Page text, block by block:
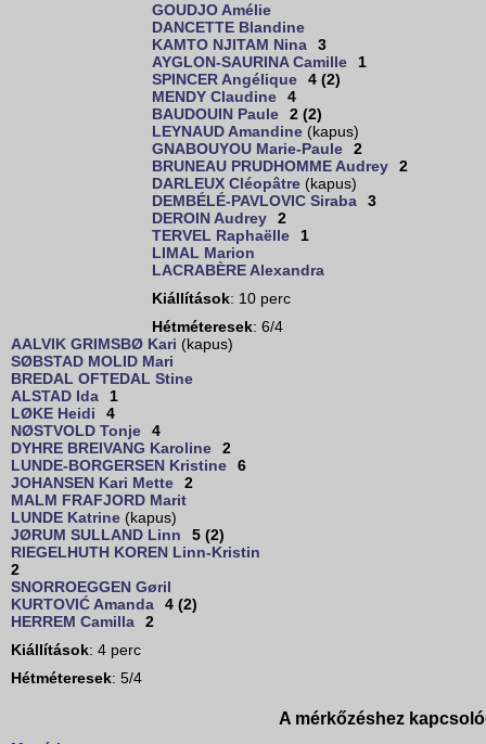
GOUDJO Amélie
DANCETTE Blandine
KAMTO NJITAM Nina
3
AYGLON-SAURINA Camille
1
SPINCER Angélique
4 (2)
MENDY Claudine
4
BAUDOUIN Paule
2 (2)
LEYNAUD Amandine (kapus)
GNABOUYOU Marie-Paule
2
BRUNEAU PRUDHOMME Audrey
2
DARLEUX Cléopâtre (kapus)
DEMBÉLÉ-PAVLOVIC Siraba
3
DEROIN Audrey
2
TERVEL Raphaëlle
1
LIMAL Marion
LACRABÈRE Alexandra
Kiállítások: 10 perc
Hétméteresek: 6/4
AALVIK GRIMSBØ Kari (kapus)
SØBSTAD MOLID Mari
BREDAL OFTEDAL Stine
ALSTAD Ida
1
LØKE Heidi
4
NØSTVOLD Tonje
4
DYHRE BREIVANG Karoline
2
LUNDE-BORGERSEN Kristine
6
JOHANSEN Kari Mette
2
MALM FRAFJORD Marit
LUNDE Katrine (kapus)
JØRUM SULLAND Linn
5 (2)
RIEGELHUTH KOREN Linn-Kristin
2
SNORROEGGEN Gøril
KURTOVIĆ Amanda
4 (2)
HERREM Camilla
2
Kiállítások: 4 perc
Hétméteresek: 5/4
A mérkőzéshez